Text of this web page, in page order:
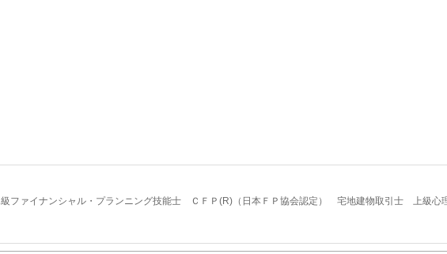
ファイナンシャル・プランニング技能士 ＣＦＰ(R)（日本ＦＰ協会認定） 宅地建物取引士 上級心
いることは「あなたが前向きになれるかどうか」です。セミナーを行うときに、大事にしていること